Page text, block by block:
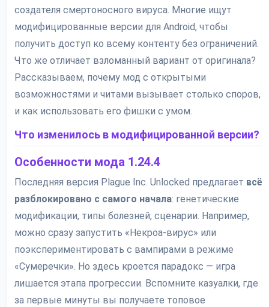
создателя смертоносного вируса. Многие ищут
модифицированные версии для Android, чтобы
получить доступ ко всему контенту без ограничений.
Что же отличает взломанный вариант от оригинала?
Рассказываем, почему мод с открытыми
возможностями и читами вызывает столько споров,
и как использовать его фишки с умом.
Что изменилось в модифицированной версии?
Особенности мода 1.24.4
Последняя версия Plague Inc. Unlocked предлагает всё
разблокировано с самого начала: генетические
модификации, типы болезней, сценарии. Например,
можно сразу запустить «Некроа-вирус» или
поэкспериментировать с вампирами в режиме
«Сумеречки». Но здесь кроется парадокс — игра
лишается этапа прогрессии. Вспомните казуалки, где
за первые минуты вы получаете топовое